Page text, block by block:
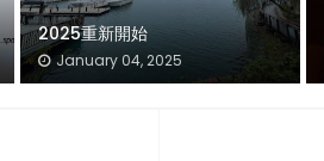
2025重新開始
January 04, 2025